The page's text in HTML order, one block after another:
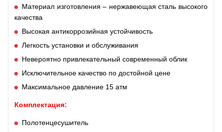
Материал изготовления – нержавеющая сталь высокого
качества
Высокая антикоррозийная устойчивость
Легкость установки и обслуживания
Невероятно привлекательный современный облик
Исключительное качество по достойной цене
Максимальное давление 15 атм
Комплектация:
Полотенцесушитель